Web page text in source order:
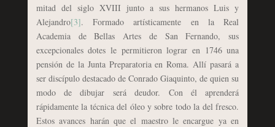
mitad del siglo XVIII junto a sus hermanos Luis y
Alejandro[3]. Formado artísticamente en la Real
Academia de Bellas Artes de San Fernando, sus
excepcionales dotes le permitieron lograr en 1746 una
pensión de la Junta Preparatoria en Roma. Allí pasará a
ser discípulo destacado de Conrado Giaquinto, de quien su
modo de dibujar será deudor. Con él aprenderá
rápidamente la técnica del óleo y sobre todo la del fresco.
Estos avances harán que el maestro le encargue ya en